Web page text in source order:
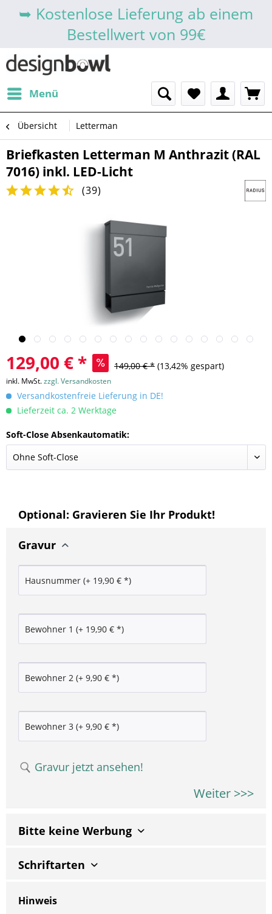
➥ Kostenlose Lieferung ab einem
Bestellwert von 99€
Menü
Übersicht Letterman
Briefkasten Letterman M Anthrazit (RAL
7016) inkl. LED-Licht
(39)
129,00 € * 149,00 € * (13,42% gespart)
inkl. MwSt.zzgl. Versandkosten
Versandkostenfreie Lieferung in DE!
Lieferzeit ca. 2 Werktage
Soft-Close Absenkautomatik:
Optional: Gravieren Sie Ihr Produkt!
Gravur
Gravur jetzt ansehen!
Weiter >>>
Bitte keine Werbung
Schriftarten
Hinweis